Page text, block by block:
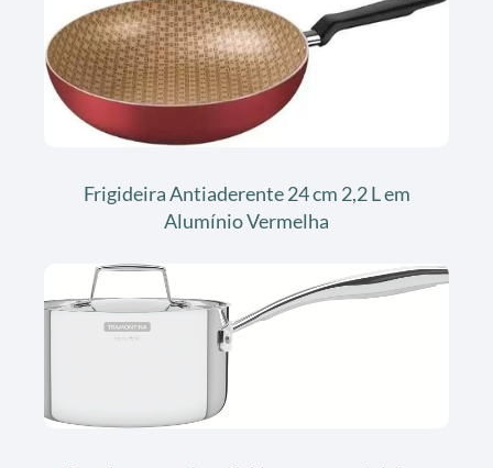
Frigideira Antiaderente 24 cm 2,2 L em
Alumínio Vermelha